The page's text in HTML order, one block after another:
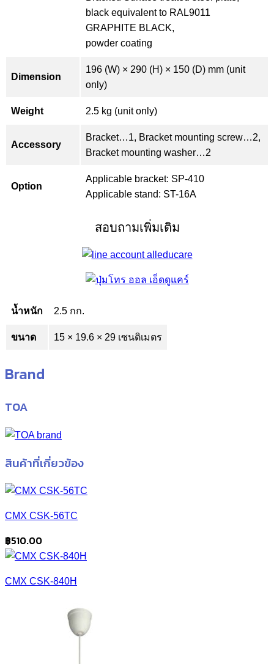
black equivalent to RAL9011
GRAPHITE BLACK,
powder coating
Dimension
196 (W) × 290 (H) × 150 (D) mm (unit
only)
Weight 2.5 kg (unit only)
Accessory
Bracket…1, Bracket mounting screw…2,
Bracket mounting washer…2
Option
Applicable bracket: SP-410
Applicable stand: ST-16A
สอบถามเพิ่มเติม
น้ำหนัก 2.5 กก.
ขนาด 15 × 19.6 × 29 เซนติเมตร
Brand
TOA
สินค้าที่เกี่ยวข้อง
CMX CSK-56TC
฿510.00
CMX CSK-840H